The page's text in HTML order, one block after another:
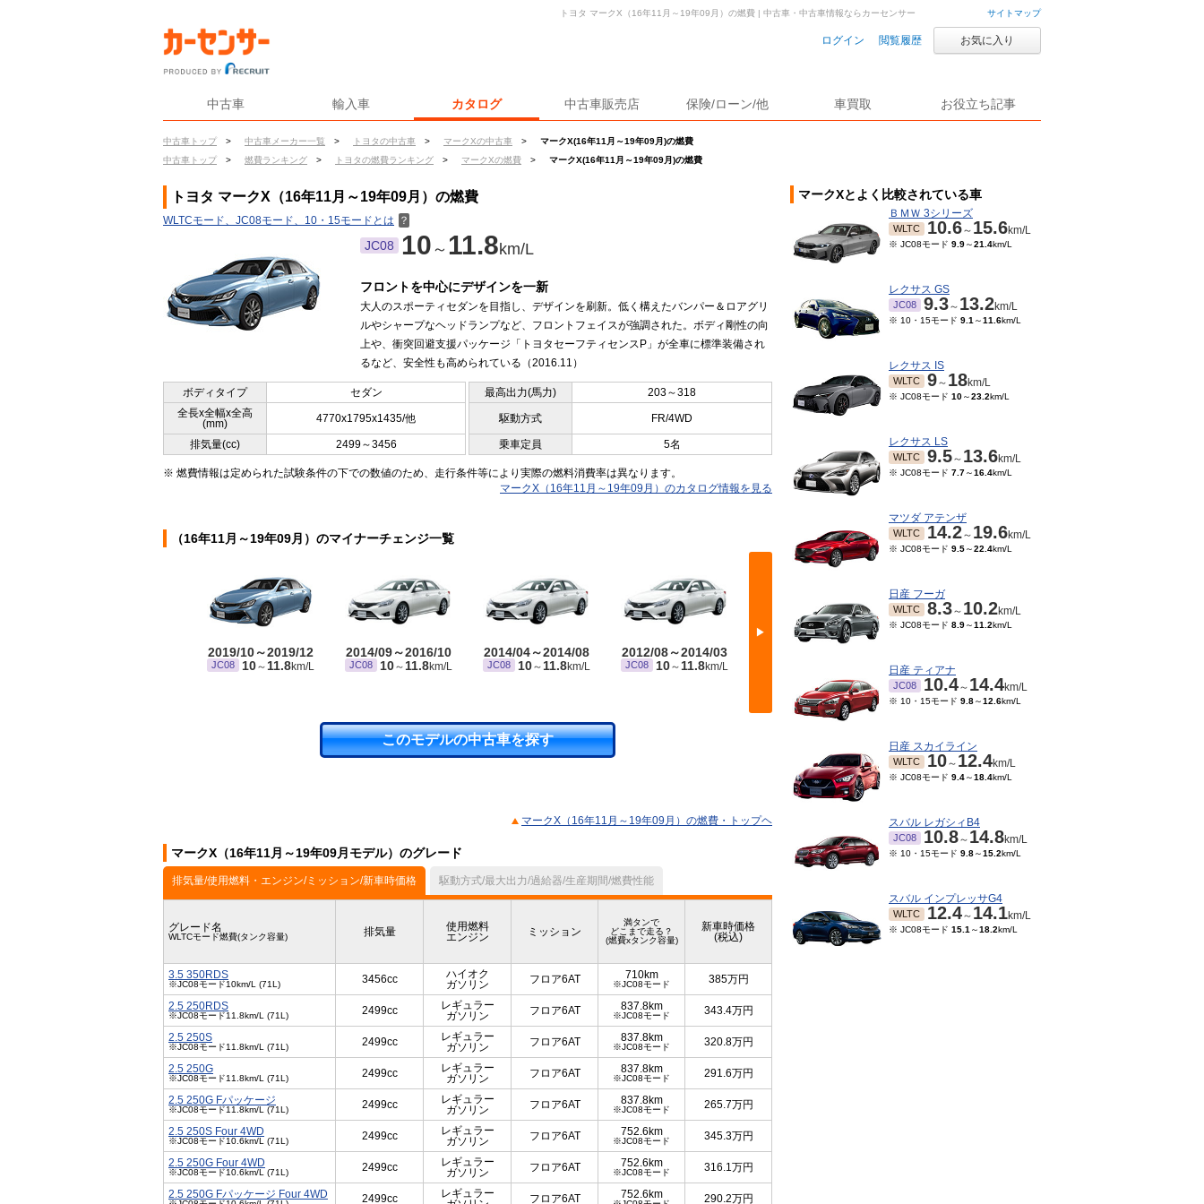
サイトマップ
ログイン 閲覧履歴 お気に入り
中古車 輸入車 カタログ 中古車販売店 保険/ローン/他 車買取 お役立ち記事
中古車トップ > 中古車メーカー一覧 > トヨタの中古車 > マークXの中古車 >
マークX(16年11月～19年09月)の燃費
中古車トップ
> 燃費ランキング > トヨタの燃費ランキング > マークXの燃費 > マークX(16年11月～19年09月)の燃費
トヨタ マークX（16年11月～19年09月）の燃費 | 中古車・中古車情報ならカーセンサー
トヨタ マークX（16年11月～19年09月）の燃費
WLTCモード、JC08モード、10・15モードとは ？
JC08 10 ～ 11.8km/L
フロントを中心にデザインを一新
大人のスポーティセダンを目指し、デザインを刷新。低く構えたバンパー＆ロアグリ
ルやシャープなヘッドランプなど、フロントフェイスが強調された。ボディ剛性の向
上や、衝突回避支援パッケージ「トヨタセーフティセンスP」が全車に標準装備され
るなど、安全性も高められている（2016.11）
ボディタイプ セダン 最高出力(馬力)
203～318
全長x全幅x全高
(mm)
4770x1795x1435/他 駆動方式 FR/4WD
排気量(cc) 2499～3456 乗車定員 5名
※ 燃費情報は定められた試験条件の下での数値のため、走行条件等により実際の燃料消費率は異なります。
マークX（16年11月～19年09月）のカタログ情報を見る
（16年11月～19年09月）のマイナーチェンジ一覧
▶
2019/10～2019/12
JC08 10～11.8km/L
2014/09～2016/10
JC08 10～11.8km/L
2014/04～2014/08
JC08 10～11.8km/L
2012/08～2014/03
JC08 10～11.8km/L
このモデルの中古車を探す
マークX（16年11月～19年09月）の燃費・トップヘ
マークX（16年11月～19年09月モデル）のグレード
排気量/使用燃料・エンジン/ミッション/新車時価格 駆動方式/最大出力/過給器/生産期間/燃費性能
グレード名
WLTCモード燃費(タンク容量) 排気量
使用燃料
エンジン
ミッション
満タンで
どこまで走る？
(燃費xタンク容量)
新車時価格
(税込)
3.5 350RDS
※JC08モード10km/L (71L) 3456cc
ハイオク
ガソリン
フロア6AT 710km
※JC08モード 385万円
2.5 250RDS
※JC08モード11.8km/L (71L) 2499cc
レギュラー
ガソリン
フロア6AT 837.8km
※JC08モード 343.4万円
2.5 250S
※JC08モード11.8km/L (71L) 2499cc
レギュラー
ガソリン
フロア6AT 837.8km
※JC08モード 320.8万円
2.5 250G
※JC08モード11.8km/L (71L) 2499cc
レギュラー
ガソリン
フロア6AT 837.8km
※JC08モード 291.6万円
2.5 250G Fパッケージ
※JC08モード11.8km/L (71L) 2499cc
レギュラー
ガソリン
フロア6AT 837.8km
※JC08モード 265.7万円
2.5 250S Four 4WD
※JC08モード10.6km/L (71L) 2499cc
レギュラー
ガソリン
フロア6AT 752.6km
※JC08モード 345.3万円
2.5 250G Four 4WD
※JC08モード10.6km/L (71L) 2499cc
レギュラー
ガソリン
フロア6AT 752.6km
※JC08モード 316.1万円
2.5 250G Fパッケージ Four 4WD 2499cc
レギュラー
フロア6AT 752.6km 290.2万円
マークXとよく比較されている車
ＢＭＷ 3シリーズ
WLTC 10.6～ 15.6km/L
※ JC08モード 9.9～21.4km/L
レクサス GS
JC08 9.3～ 13.2km/L
※ 10・15モード 9.1 ～11.6km/L
レクサス IS
WLTC 9～ 18km/L
※ JC08モード 10～23.2km/L
レクサス LS
WLTC 9.5～ 13.6km/L
※ JC08モード 7.7～16.4km/L
マツダ アテンザ
WLTC 14.2～ 19.6km/L
※ JC08モード 9.5～22.4km/L
日産 フーガ
WLTC 8.3～ 10.2km/L
※ JC08モード 8.9～11.2km/L
日産 ティアナ
JC08 10.4～ 14.4km/L
※ 10・15モード 9.8～12.6km/L
日産 スカイライン
WLTC 10～ 12.4km/L
※ JC08モード 9.4～18.4km/L
スバル レガシィB4
JC08 10.8～ 14.8km/L
※ 10・15モード 9.8～15.2km/L
スバル インプレッサG4
WLTC 12.4～ 14.1km/L
※ JC08モード 15.1 ～18.2km/L